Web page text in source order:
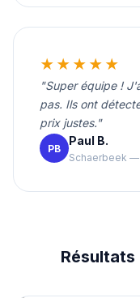
★★★★★
"Super équipe !
pas. Ils ont
prix justes."
PB
Paul B.
Schaerbeek